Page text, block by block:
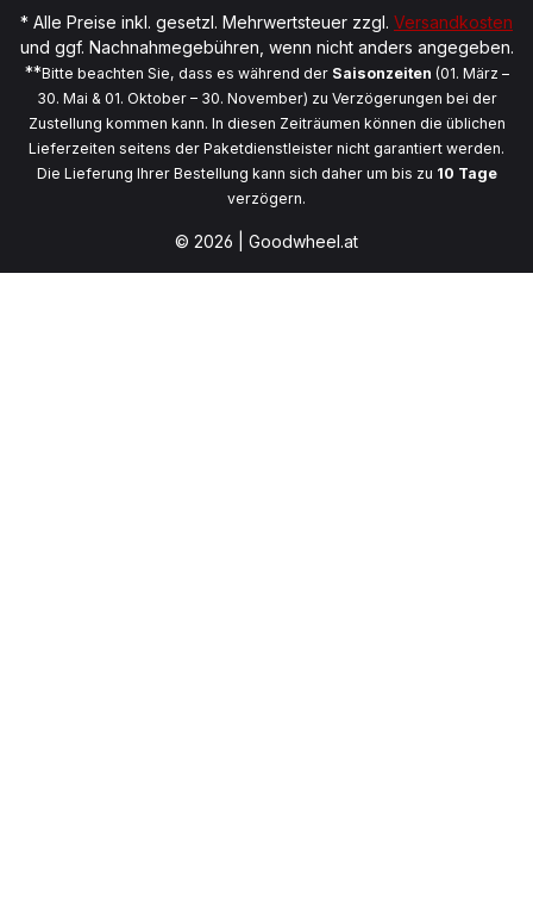
* Alle Preise inkl. gesetzl. Mehrwertsteuer zzgl. Versandkosten
und ggf. Nachnahmegebühren, wenn nicht anders angegeben.
**Bitte beachten Sie, dass es während der Saisonzeiten (01. März –
30. Mai & 01. Oktober – 30. November) zu Verzögerungen bei der
Zustellung kommen kann. In diesen Zeiträumen können die üblichen
Lieferzeiten seitens der Paketdienstleister nicht garantiert werden.
Die Lieferung Ihrer Bestellung kann sich daher um bis zu 10 Tage
verzögern.
© 2026 | Goodwheel.at